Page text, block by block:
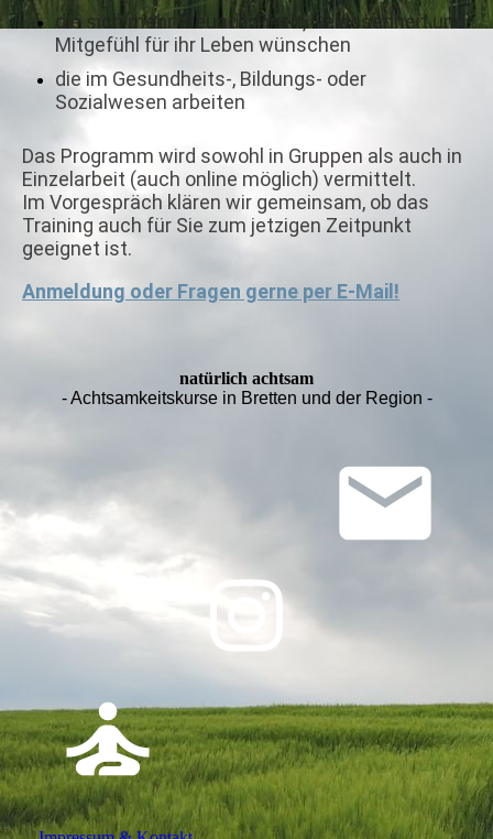
die sich mehr Freundlichkeit, Gelassenheit und
Mitgefühl für ihr Leben wünschen
die im Gesundheits-, Bildungs- oder
Sozialwesen arbeiten
Das Programm wird sowohl in Gruppen als auch in
Einzelarbeit (auch online möglich) vermittelt.
Im Vorgespräch klären wir gemeinsam, ob das
Training auch für Sie zum jetzigen Zeitpunkt
geeignet ist.
Anmeldung oder Fragen gerne per E-Mail!
natürlich achtsam
- Achtsamkeitskurse in Bretten und der Region -